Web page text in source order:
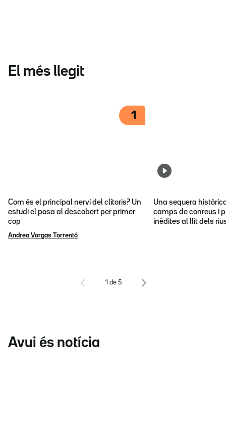
El més llegit
1
Com és el principal nervi del clítoris? Un
estudi el posa al descobert per primer
cop
Andrea Vargas Torrentó
Una sequera
camps de conreus i
inèdites al llit dels
1 de 5
Avui és notícia